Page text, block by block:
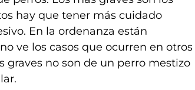
hay que tener más cuidado
En la ordenanza están
ve los casos que ocurren en otros
graves no son de un perro mestizo